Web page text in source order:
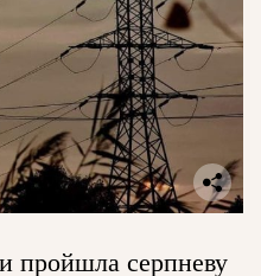
пройшла серпневу